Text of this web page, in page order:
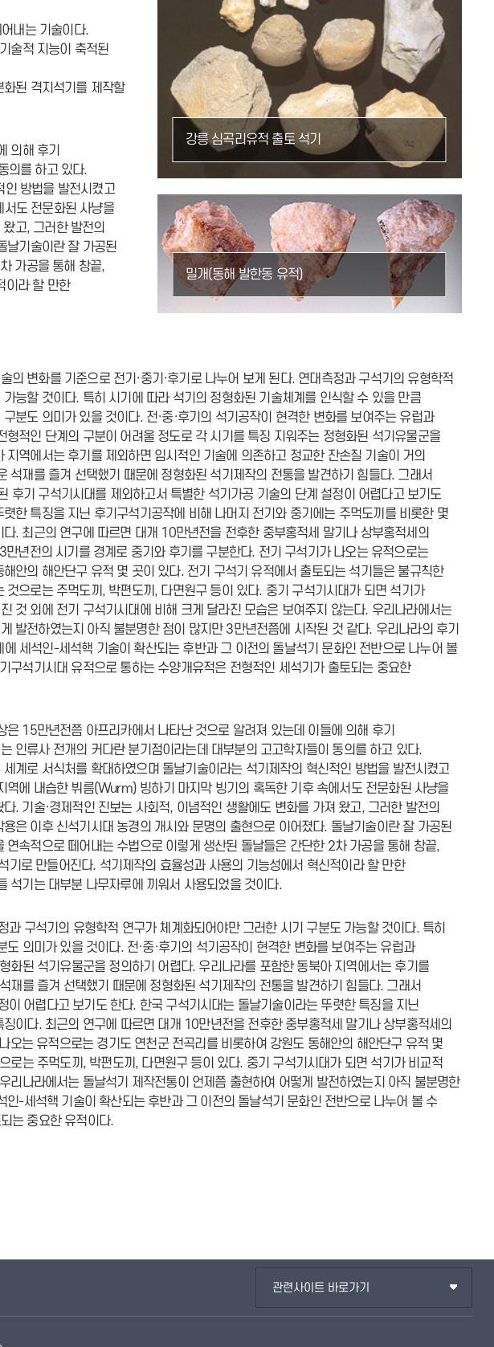
내는 기술이다.
술적 지능이 축적된
된 격지석기를 제작할
의해 후기
의를 하고 있다.
인 방법을 발전시켰고
도 전문화된 사냥을
고, 그러한 발전의
날기술이란 잘 가공된
가공을 통해 창끝,
이라 할 만한
강릉 심곡리유적 출토 석기
밀개(동해 발한동 유적)
의 변화를 기준으로 전기·중기·후기로 나누어 보게 된다. 연대측정과 구석기의 유형학적
능할 것이다. 특히 시기에 따라 석기의 정형화된 기술체계를 인식할 수 있을 만큼
분도 의미가 있을 것이다. 전·중·후기의 석기공작이 현격한 변화를 보여주는 유럽과
형적인 단계의 구분이 어려울 정도로 각 시기를 특징 지워주는 정형화된 석기유물군을
역에서는 후기를 제외하면 임시적인 기술에 의존하고 정교한 잔손질 기술이 거의
석재를 즐겨 선택했기 때문에 정형화된 석기제작의 전통을 발견하기 힘들다. 그래서
후기 구석기시대를 제외하고서 특별한 석기가공 기술의 단계 설정이 어렵다고 보기도
한 특징을 지닌 후기구석기공작에 비해 나머지 전기와 중기에는 주먹도끼를 비롯한 몇
. 최근의 연구에 따르면 대개 10만년전을 전후한 중부홍적세 말기나 상부홍적세의
년전의 시기를 경계로 중기와 후기를 구분한다. 전기 구석기가 나오는 유적으로는
안의 해안단구 유적 몇 곳이 있다. 전기 구석기 유적에서 출토되는 석기들은 불규칙한
것으로는 주먹도끼, 박편도끼, 다면원구 등이 있다. 중기 구석기시대가 되면 석기가
것 외에 전기 구석기시대에 비해 크게 달라진 모습은 보여주지 않는다. 우리나라에서는
발전하였는지 아직 불분명한 점이 많지만 3만년전쯤에 시작된 것 같다. 우리나라의 후기
세석인-세석핵 기술이 확산되는 후반과 그 이전의 돌날석기 문화인 전반으로 나누어 볼
구석기시대 유적으로 통하는 수양개유적은 전형적인 세석기가 출토되는 중요한
15만년전쯤 아프리카에서 나타난 것으로 알려져 있는데 이들에 의해 후기
인류사 전개의 커다란 분기점이라는데 대부분의 고고학자들이 동의를 하고 있다.
계로 서식처를 확대하였으며 돌날기술이라는 석기제작의 혁신적인 방법을 발전시켰고
역에 내습한 뷔름(Wurm) 빙하기 마지막 빙기의 혹독한 기후 속에서도 전문화된 사냥을
. 기술·경제적인 진보는 사회적, 이념적인 생활에도 변화를 가져 왔고, 그러한 발전의
은 이후 신석기시대 농경의 개시와 문명의 출현으로 이어졌다. 돌날기술이란 잘 가공된
연속적으로 떼어내는 수법으로 이렇게 생산된 돌날들은 간단한 2차 가공을 통해 창끝,
기로 만들어진다. 석기제작의 효율성과 사용의 기능성에서 혁신적이라 할 만한
석기는 대부분 나무자루에 끼워서 사용되었을 것이다.
구석기의 유형학적 연구가 체계화되어야만 그러한 시기 구분도 가능할 것이다. 특히
의미가 있을 것이다. 전·중·후기의 석기공작이 현격한 변화를 보여주는 유럽과
된 석기유물군을 정의하기 어렵다. 우리나라를 포함한 동북아 지역에서는 후기를
를 즐겨 선택했기 때문에 정형화된 석기제작의 전통을 발견하기 힘들다. 그래서
어렵다고 보기도 한다. 한국 구석기시대는 돌날기술이라는 뚜렷한 특징을 지닌
이다. 최근의 연구에 따르면 대개 10만년전을 전후한 중부홍적세 말기나 상부홍적세의
는 유적으로는 경기도 연천군 전곡리를 비롯하여 강원도 동해안의 해안단구 유적 몇
는 주먹도끼, 박편도끼, 다면원구 등이 있다. 중기 구석기시대가 되면 석기가 비교적
나라에서는 돌날석기 제작전통이 언제쯤 출현하여 어떻게 발전하였는지 아직 불분명한
-세석핵 기술이 확산되는 후반과 그 이전의 돌날석기 문화인 전반으로 나누어 볼 수
는 중요한 유적이다.
관련사이트 바로가기